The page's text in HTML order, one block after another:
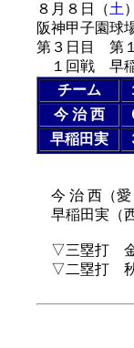
８月８日（土 ）
阪神甲子園球
第３日目 第
１回戦 早稲
チーム
今 治 西
早稲田実
今 治 西（愛
早稲田実（
▽三塁打 金
▽二塁打 秋